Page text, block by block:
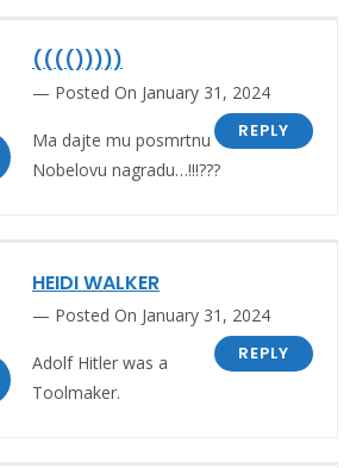
(((()))))
Posted On January 31, 2024
REPLY
Ma dajte mu posmrtnu
Nobelovu nagradu…!!!???
HEIDI WALKER
Posted On January 31, 2024
REPLY
Adolf Hitler was a
Toolmaker.